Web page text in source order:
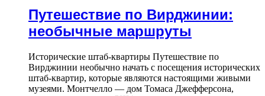
Путешествие по Вирджинии:
необычные маршруты
Исторические штаб-квартиры Путешествие по
Вирджинии необычно начать с посещения исторических
штаб-квартир, которые являются настоящими живыми
музеями. Монтчелло — дом Томаса Джефферсона,